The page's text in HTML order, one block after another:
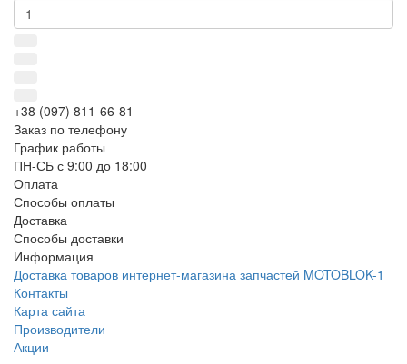
+38 (097) 811-66-81
Заказ по телефону
График работы
ПН-СБ с 9:00 до 18:00
Оплата
Способы оплаты
Доставка
Способы доставки
Информация
Доставка товаров интернет-магазина запчастей MOTOBLOK-1
Контакты
Карта сайта
Производители
Акции